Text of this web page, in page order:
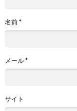
名前*
メール*
サイト